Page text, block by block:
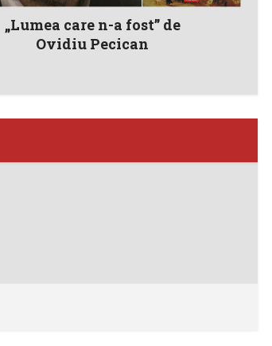
„Lumea care n-a fost” de
Ovidiu Pecican